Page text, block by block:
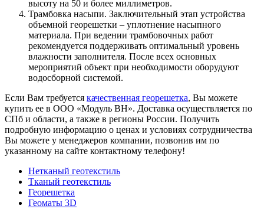
высоту на 50 и более миллиметров.
Трамбовка насыпи. Заключительный этап устройства
объемной георешетки – уплотнение насыпного
материала. При ведении трамбовочных работ
рекомендуется поддерживать оптимальный уровень
влажности заполнителя. После всех основных
мероприятий объект при необходимости оборудуют
водосборной системой.
Если Вам требуется качественная георешетка, Вы можете
купить ее в ООО «Модуль ВН». Доставка осуществляется по
СПб и области, а также в регионы России. Получить
подробную информацию о ценах и условиях сотрудничества
Вы можете у менеджеров компании, позвонив им по
указанному на сайте контактному телефону!
Нетканый геотекстиль
Тканый геотекстиль
Георешетка
Геоматы 3D